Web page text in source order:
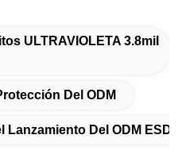
ULTRAVIOLETA 3.8mil
Del ODM
Lanzamiento Del ODM ESD